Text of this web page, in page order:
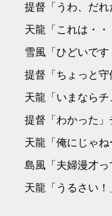
提督「うわ、だれ
天龍「これは・・
雪風「ひどいです
提督「ちょっと守
天龍「いまならチ
提督「わかった」
天龍「俺にじゃね
島風「夫婦漫才っ
天龍「うるさい！